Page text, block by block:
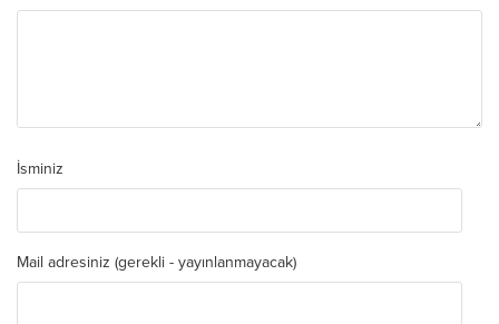
İsminiz
Mail adresiniz (gerekli - yayınlanmayacak)